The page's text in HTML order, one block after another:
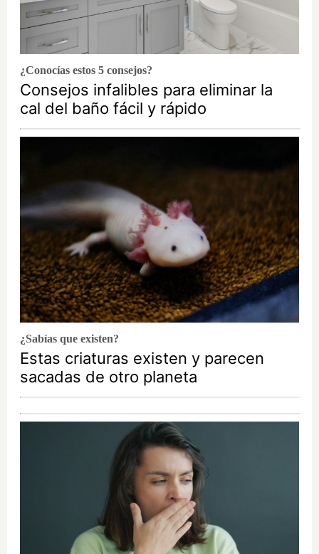
¿Conocías estos 5 consejos?
Consejos infalibles para eliminar la
cal del baño fácil y rápido
¿Sabías que existen?
Estas criaturas existen y parecen
sacadas de otro planeta